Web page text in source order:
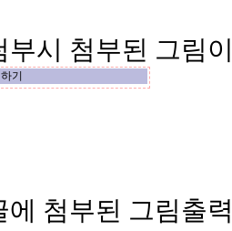
부시 첨부된 그림
기
에 첨부된 그림출